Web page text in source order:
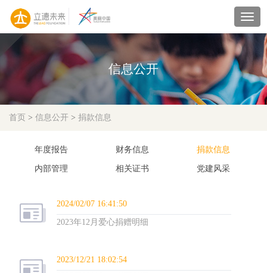
信息公开
首页 > 信息公开 > 捐款信息
年度报告 财务信息 捐款信息
内部管理 相关证书 党建风采
2024/02/07 16:41:50
2023年12月爱心捐赠明细
2023/12/21 18:02:54